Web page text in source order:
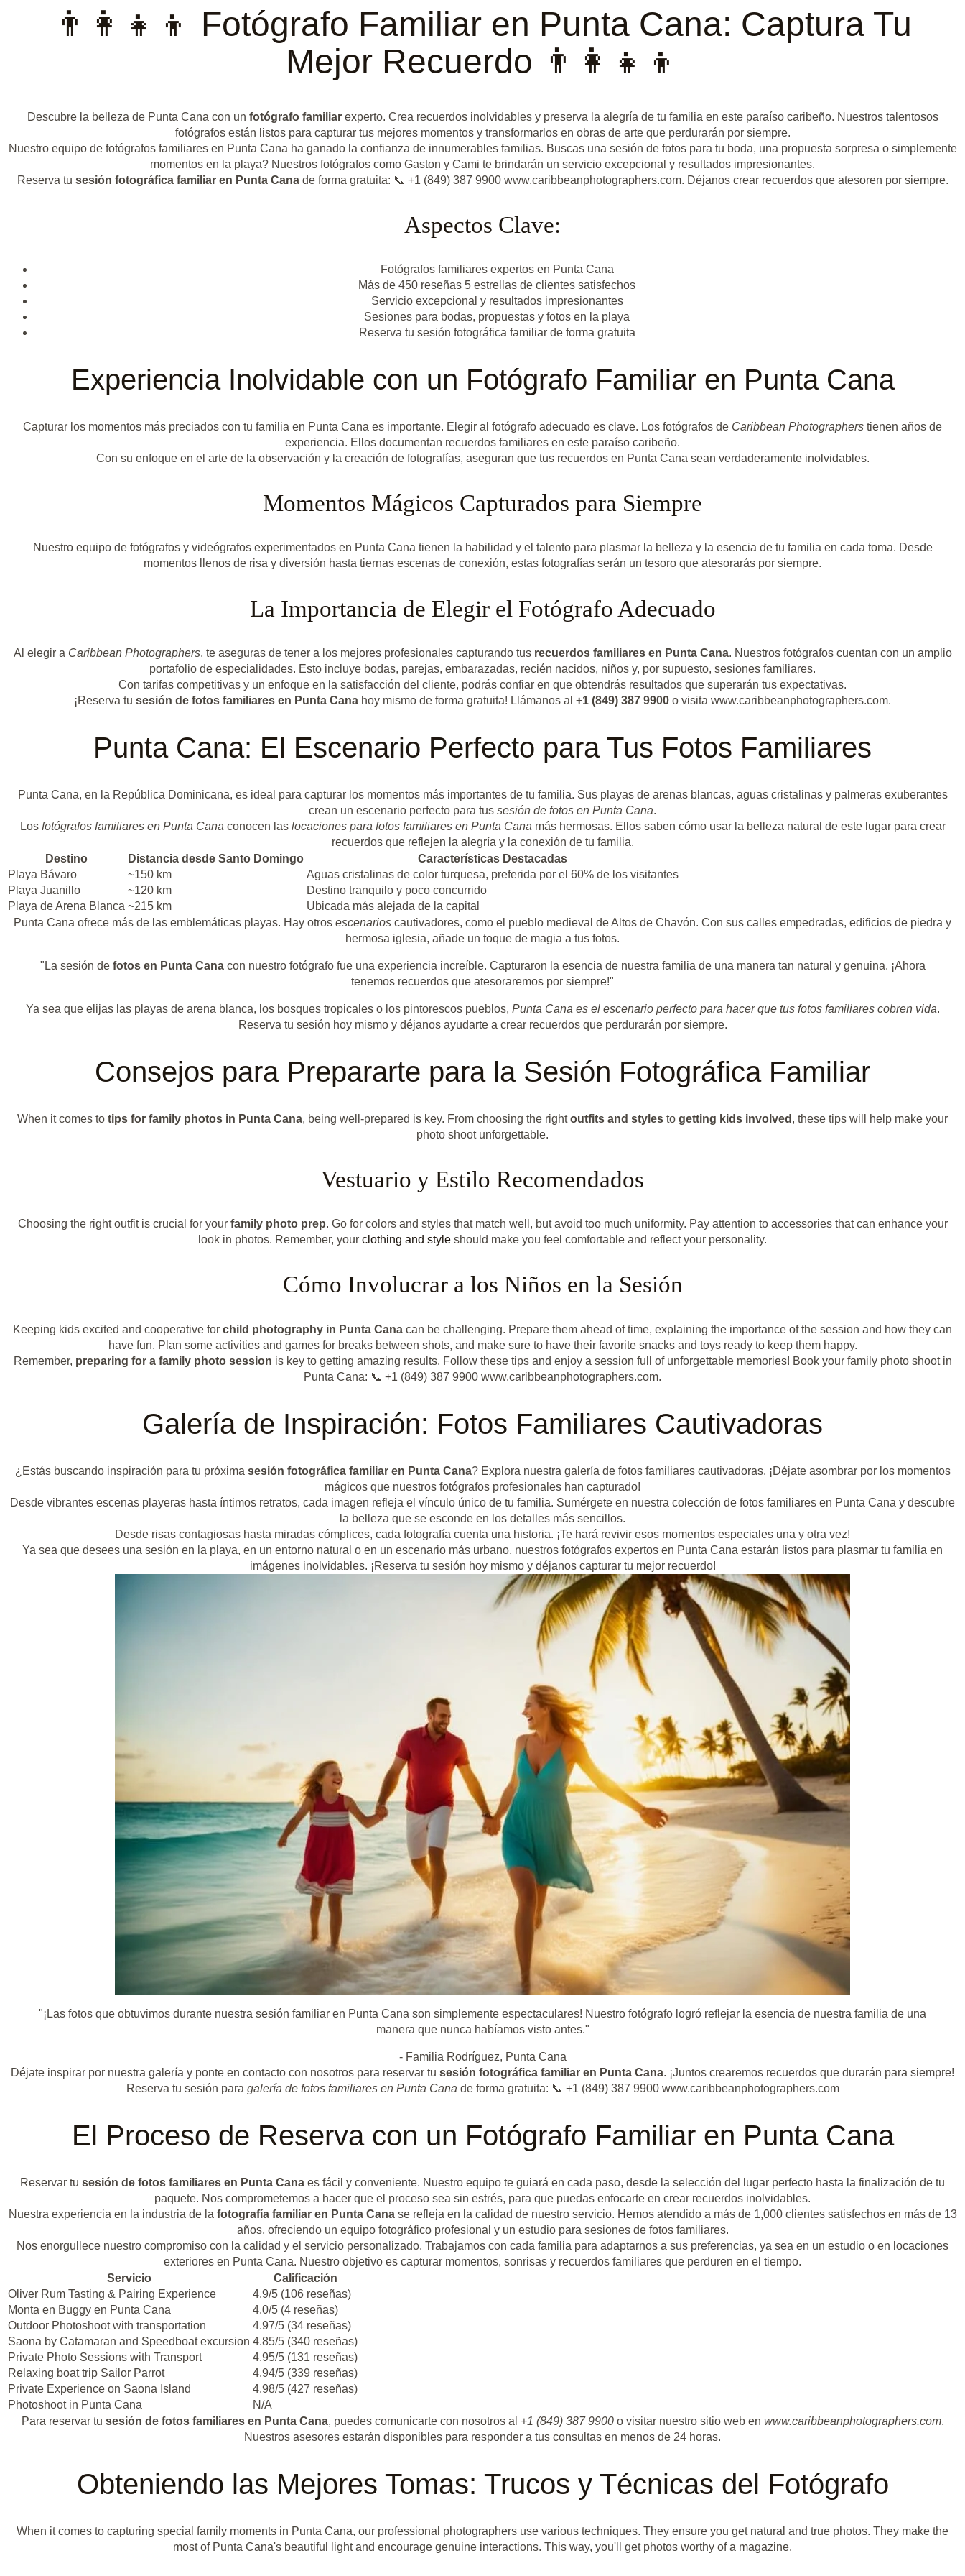
👨‍👩‍👧‍👦 Fotógrafo Familiar en Punta Cana: Captura Tu
Mejor Recuerdo 👨‍👩‍👧‍👦
Descubre la belleza de Punta Cana con un fotógrafo familiarexperto. Crea recuerdos inolvidables y preserva la alegría de tu familia en este paraíso caribeño. Nuestros talentosos
fotógrafos están listos para capturar tus mejores momentos y transformarlos en obras de arte que perdurarán por siempre.
Nuestro equipo de fotógrafos familiares en Punta Cana ha ganado la confianza de innumerables familias. Buscas una sesión de fotos para tu boda, una propuesta sorpresa o simplemente
momentos en la playa? Nuestros fotógrafos como Gaston y Cami te brindarán un servicio excepcional y resultados impresionantes.
Reserva tu sesión fotográfica familiar en Punta Canade forma gratuita: 📞 +1 (849) 387 9900 www.caribbeanphotographers.com. Déjanos crear recuerdos que atesoren por siempre.
Aspectos Clave:
Fotógrafos familiares expertos en Punta Cana
Más de 450 reseñas 5 estrellas de clientes satisfechos
Servicio excepcional y resultados impresionantes
Sesiones para bodas, propuestas y fotos en la playa
Reserva tu sesión fotográfica familiar de forma gratuita
Experiencia Inolvidable con un Fotógrafo Familiar en Punta Cana
Capturar los momentos más preciados con tu familia en Punta Cana es importante. Elegir al fotógrafo adecuado es clave. Los fotógrafos de Caribbean Photographers tienen años de
experiencia. Ellos documentan recuerdos familiares en este paraíso caribeño.
Con su enfoque en el arte de la observación y la creación de fotografías, aseguran que tus recuerdos en Punta Cana sean verdaderamente inolvidables.
Momentos Mágicos Capturados para Siempre
Nuestro equipo de fotógrafos y videógrafos experimentados en Punta Cana tienen la habilidad y el talento para plasmar la belleza y la esencia de tu familia en cada toma. Desde
momentos llenos de risa y diversión hasta tiernas escenas de conexión, estas fotografías serán un tesoro que atesorarás por siempre.
La Importancia de Elegir el Fotógrafo Adecuado
Al elegir a Caribbean Photographers, te aseguras de tener a los mejores profesionales capturando tus recuerdos familiares en Punta Cana. Nuestros fotógrafos cuentan con un amplio
portafolio de especialidades. Esto incluye bodas, parejas, embarazadas, recién nacidos, niños y, por supuesto, sesiones familiares.
Con tarifas competitivas y un enfoque en la satisfacción del cliente, podrás confiar en que obtendrás resultados que superarán tus expectativas.
¡Reserva tu sesión de fotos familiares en Punta Cana hoy mismo de forma gratuita! Llámanos al +1 (849) 387 9900 o visita www.caribbeanphotographers.com.
Punta Cana: El Escenario Perfecto para Tus Fotos Familiares
Punta Cana, en la República Dominicana, es ideal para capturar los momentos más importantes de tu familia. Sus playas de arenas blancas, aguas cristalinas y palmeras exuberantes
crean un escenario perfecto para tus sesión de fotos en Punta Cana.
Los fotógrafos familiares en Punta Cana conocen las locaciones para fotos familiares en Punta Cana más hermosas. Ellos saben cómo usar la belleza natural de este lugar para crear
recuerdos que reflejen la alegría y la conexión de tu familia.
Destino
Distancia desde Santo Domingo
Características Destacadas
Playa Bávaro
~150 km
Aguas cristalinas de color turquesa, preferida por el 60% de los visitantes
Playa Juanillo
~120 km
Destino tranquilo y poco concurrido
Playa de Arena Blanca ~215 km
Ubicada más alejada de la capital
Punta Cana ofrece más de las emblemáticas playas. Hay otros escenarios cautivadores, como el pueblo medieval de Altos de Chavón. Con sus calles empedradas, edificios de piedra y
hermosa iglesia, añade un toque de magia a tus fotos.
"La sesión de fotos en Punta Canacon nuestro fotógrafo fue una experiencia increíble. Capturaron la esencia de nuestra familia de una manera tan natural y genuina. ¡Ahora
tenemos recuerdos que atesoraremos por siempre!"
Ya sea que elijas las playas de arena blanca, los bosques tropicales o los pintorescos pueblos, Punta Cana es el escenario perfecto para hacer que tus fotos familiares cobren vida.
Reserva tu sesión hoy mismo y déjanos ayudarte a crear recuerdos que perdurarán por siempre.
Consejos para Prepararte para la Sesión Fotográfica Familiar
When it comes to tips for family photos in Punta Cana, being well-prepared is key. From choosing the rightoutfits and styles to getting kids involved , these tips will help make your
photo shoot unforgettable.
Vestuario y Estilo Recomendados
Choosing the right outfit is crucial for your family photo prep. Go for colors and styles that match well, but avoid too much uniformity. Pay attention to accessories that can enhance your
look in photos. Remember, your clothing and style should make you feel comfortable and reflect your personality.
Cómo Involucrar a los Niños en la Sesión
Keeping kids excited and cooperative for child photography in Punta Cana can be challenging. Prepare them ahead of time, explaining the importance of the session and how they can
have fun. Plan some activities and games for breaks between shots, and make sure to have their favorite snacks and toys ready to keep them happy.
Remember, preparing for a family photo session is key to getting amazing results. Follow these tips and enjoy a session full of unforgettable memories! Book your family photo shoot in
Punta Cana: 📞 +1 (849) 387 9900 www.caribbeanphotographers.com.
Galería de Inspiración: Fotos Familiares Cautivadoras
¿Estás buscando inspiración para tu próxima sesión fotográfica familiar en Punta Cana? Explora nuestra galería de fotos familiares cautivadoras. ¡Déjate asombrar por los momentos
mágicos que nuestros fotógrafos profesionales han capturado!
Desde vibrantes escenas playeras hasta íntimos retratos, cada imagen refleja el vínculo único de tu familia. Sumérgete en nuestra colección de fotos familiares en Punta Cana y descubre
la belleza que se esconde en los detalles más sencillos.
Desde risas contagiosas hasta miradas cómplices, cada fotografía cuenta una historia. ¡Te hará revivir esos momentos especiales una y otra vez!
Ya sea que desees una sesión en la playa, en un entorno natural o en un escenario más urbano, nuestros fotógrafos expertos en Punta Cana estarán listos para plasmar tu familia en
imágenes inolvidables. ¡Reserva tu sesión hoy mismo y déjanos capturar tu mejor recuerdo!
"¡Las fotos que obtuvimos durante nuestra sesión familiar en Punta Cana son simplemente espectaculares! Nuestro fotógrafo logró reflejar la esencia de nuestra familia de una
manera que nunca habíamos visto antes."
- Familia Rodríguez, Punta Cana
Déjate inspirar por nuestra galería y ponte en contacto con nosotros para reservar tu sesión fotográfica familiar en Punta Cana. ¡Juntos crearemos recuerdos que durarán para siempre!
Reserva tu sesión para galería de fotos familiares en Punta Cana de forma gratuita: 📞 +1 (849) 387 9900 www.caribbeanphotographers.com
El Proceso de Reserva con un Fotógrafo Familiar en Punta Cana
Reservar tu sesión de fotos familiares en Punta Cana es fácil y conveniente. Nuestro equipo te guiará en cada paso, desde la selección del lugar perfecto hasta la finalización de tu
paquete. Nos comprometemos a hacer que el proceso sea sin estrés, para que puedas enfocarte en crear recuerdos inolvidables.
Nuestra experiencia en la industria de la fotografía familiar en Punta Canase refleja en la calidad de nuestro servicio. Hemos atendido a más de 1,000 clientes satisfechos en más de 13
años, ofreciendo un equipo fotográfico profesional y un estudio para sesiones de fotos familiares.
Nos enorgullece nuestro compromiso con la calidad y el servicio personalizado. Trabajamos con cada familia para adaptarnos a sus preferencias, ya sea en un estudio o en locaciones
exteriores en Punta Cana. Nuestro objetivo es capturar momentos, sonrisas y recuerdos familiares que perduren en el tiempo.
Servicio
Calificación
Oliver Rum Tasting & Pairing Experience
4.9/5 (106 reseñas)
Monta en Buggy en Punta Cana
4.0/5 (4 reseñas)
Outdoor Photoshoot with transportation
4.97/5 (34 reseñas)
Saona by Catamaran and Speedboat excursion 4.85/5 (340 reseñas)
Private Photo Sessions with Transport
4.95/5 (131 reseñas)
Relaxing boat trip Sailor Parrot
4.94/5 (339 reseñas)
Private Experience on Saona Island
4.98/5 (427 reseñas)
Photoshoot in Punta Cana
N/A
Para reservar tu sesión de fotos familiares en Punta Cana, puedes comunicarte con nosotros al +1 (849) 387 9900o visitar nuestro sitio web en www.caribbeanphotographers.com.
Nuestros asesores estarán disponibles para responder a tus consultas en menos de 24 horas.
Obteniendo las Mejores Tomas: Trucos y Técnicas del Fotógrafo
When it comes to capturing special family moments in Punta Cana, our professional photographers use various techniques. They ensure you get natural and true photos. They make the
most of Punta Cana's beautiful light and encourage genuine interactions. This way, you'll get photos worthy of a magazine.